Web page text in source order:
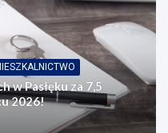
w Pasłęku za 7,5
2026!